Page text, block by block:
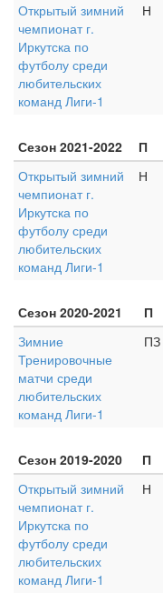
Открытый зимний
чемпионат г.
Иркутска по
футболу среди
любительских
команд Лиги-1
Н
Сезон 2021-2022 П
Открытый зимний
чемпионат г.
Иркутска по
футболу среди
любительских
команд Лиги-1
Н
Сезон 2020-2021 П
Зимние
Тренировочные
матчи среди
любительских
команд Лиги-1
ПЗ
Сезон 2019-2020 П
Открытый зимний
чемпионат г.
Иркутска по
футболу среди
любительских
команд Лиги-1
Н